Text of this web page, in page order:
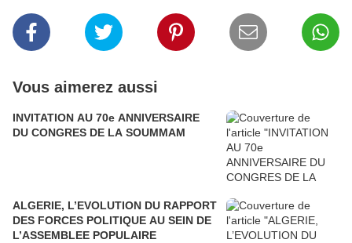
Vous aimerez aussi
INVITATION AU 70e ANNIVERSAIRE
DU CONGRES DE LA SOUMMAM
ALGERIE, L’EVOLUTION DU RAPPORT
DES FORCES POLITIQUE AU SEIN DE
L’ASSEMBLEE POPULAIRE